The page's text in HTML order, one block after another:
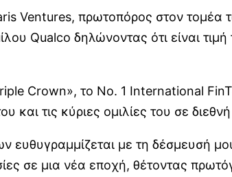
Ventures, πρωτοπόρος στον τομέα
Qualco δηλώνοντας ότι είναι τιμή
Crown», το Νο. 1 International
και τις κύριες ομιλίες του σε
με τη δέσμευσή
σε μια νέα εποχή, θέτοντας